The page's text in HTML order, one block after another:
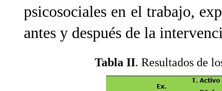
psicosociales en el trabajo,
antes y después de la
Tabla II. Resultados de